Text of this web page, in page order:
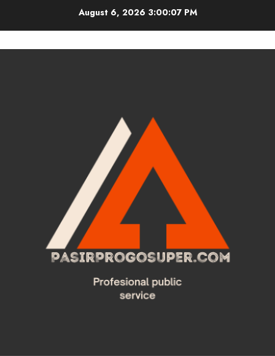
August 6, 2026 3:00:08 PM